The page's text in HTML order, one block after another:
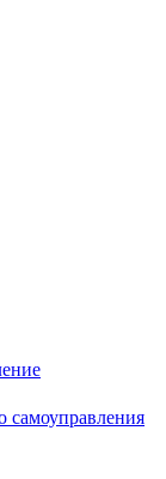
самоуправления